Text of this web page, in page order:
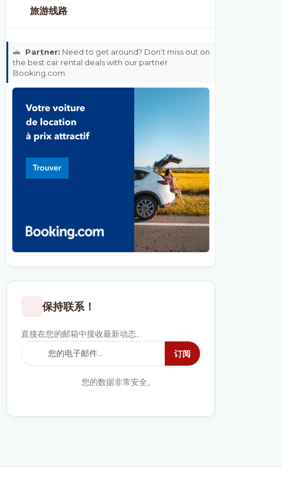
旅游线路
🚗 Partner: Need to get around? Don't miss out on
the best car rental deals with our partner
Booking.com.
保持联系！
直接在您的邮箱中接收最新动态。
订阅
您的数据非常安全。